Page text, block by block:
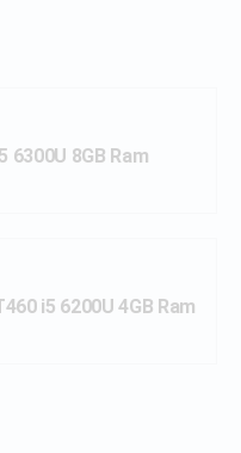
6300U 8GB Ram
i5 6200U 4GB Ram